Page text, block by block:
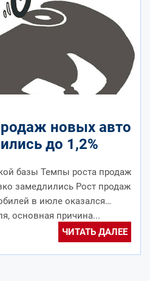
новых авто
до 1,2%
базы Темпы роста продаж
замедлились Рост продаж
в июле оказался
основная причина...
ЧИТАТЬ ДАЛЕЕ